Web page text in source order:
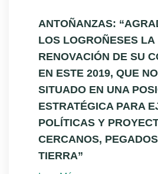
ANTOÑANZAS:
LOS LOGROÑESES LA
RENOVACIÓN DE SU
EN ESTE 2019, QUE
SITUADO EN UNA
ESTRATÉGICA PARA
POLÍTICAS Y
CERCANOS,
TIERRA”